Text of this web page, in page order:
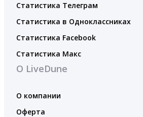
Статистика Телеграм
Статистика в Одноклассниках
Статистика Facebook
Статистика Макс
О LiveDune
О компании
Оферта